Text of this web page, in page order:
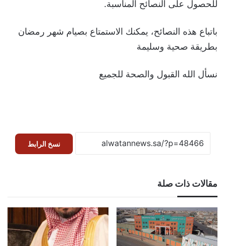
للحصول على النصائح المناسبة.
باتباع هذه النصائح، يمكنك الاستمتاع بصيام شهر رمضان
بطريقة صحية وسليمة
نسأل الله القبول والصحة للجميع
نسخ الرابط
مقالات ذات صلة